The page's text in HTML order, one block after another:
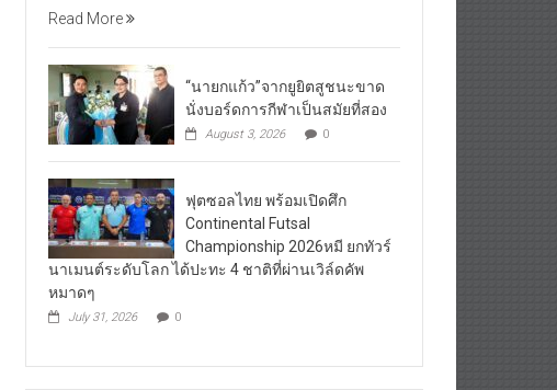
Read More
“นายกแก้ว”จากยูยิตสูชนะขาด
นั่งบอร์ดการกีฬาเป็นสมัยที่สอง
August 3, 2026 0
ฟุตซอลไทย พร้อมเปิดศึก
Continental Futsal
Championship 2026หมี ยกทัวร์
นาเมนต์ระดับโลก ได้ปะทะ 4 ชาติที่ผ่านเวิล์ดคัพ
หมาดๆ
July 31, 2026 0